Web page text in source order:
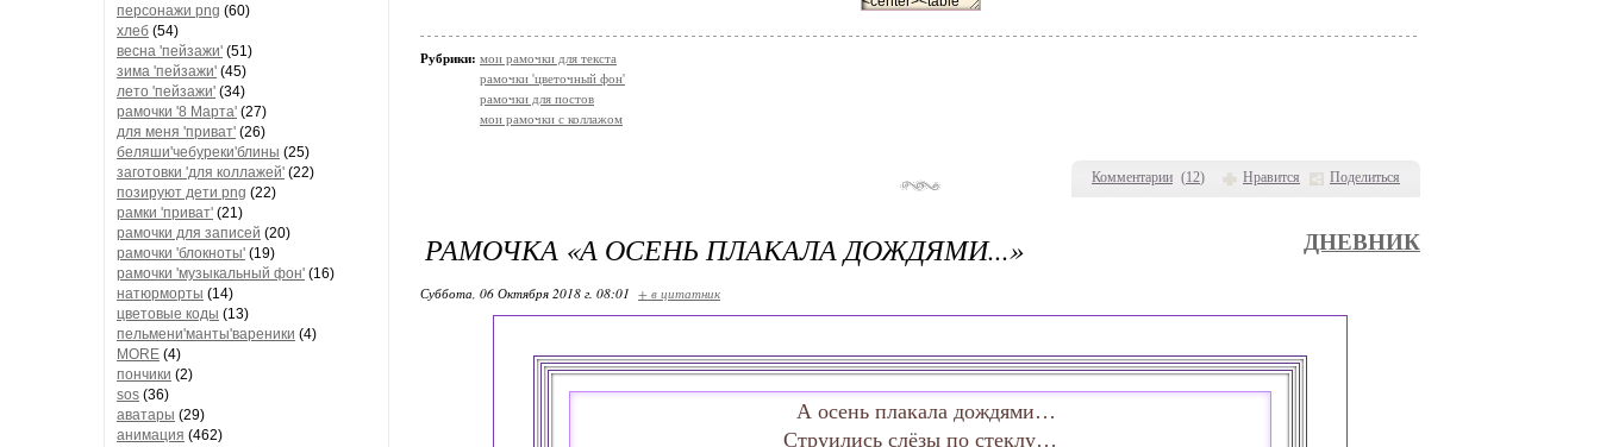
персонажи png (60)
хлеб (54)
весна 'пейзажи' (51)
зима 'пейзажи' (45)
лето 'пейзажи' (34)
рамочки '8 Марта' (27)
для меня 'приват' (26)
беляши'чебуреки'блины (25)
заготовки 'для коллажей' (22)
позируют дети png (22)
рамки 'приват' (21)
рамочки для записей (20)
рамочки 'блокноты' (19)
рамочки 'музыкальный фон' (16)
натюрморты (14)
цветовые коды (13)
пельмени'манты'вареники (4)
MORE (4)
пончики (2)
sos (36)
аватары (29)
анимация (462)
Комментарии (12) Нравится Поделиться
Рубрики: мои рамочки для текста
рамочки 'цветочный фон'
рамочки для постов
мои рамочки с коллажом
РАМОЧКА «А ОСЕНЬ ПЛАКАЛА ДОЖДЯМИ...» ДНЕВНИК
Суббота, 06 Октября 2018 г. 08:01 + в цитатник
А осень плакала дождями…
Струились слёзы по стеклу…